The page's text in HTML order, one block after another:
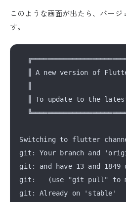
このような画面が出たら、バー
す。
║ A new version of
║ To update to the
Switching to flutter
git: Your branch and
git: and have 13 and
git:   (use "git pull" to
git: Already on 'stable'